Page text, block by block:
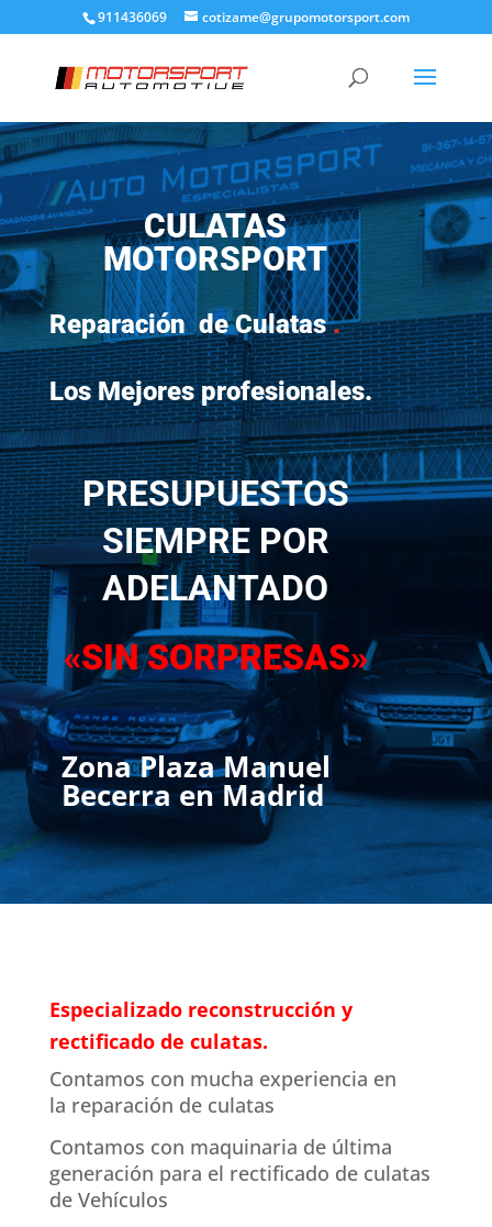
911436069 cotizame@grupomotorsport.com
CULATAS
MOTORSPORT
Reparación de Culatas.
Los Mejores profesionales.
PRESUPUESTOS
SIEMPRE POR
ADELANTADO
«SIN SORPRESAS»
Zona Plaza Manuel
Becerra en Madrid
Especializado reconstrucción y
rectificado de culatas.
Contamos con mucha experiencia en
la reparación de culatas
Contamos con maquinaria de última
generación para el rectificado de culatas
de Vehículos